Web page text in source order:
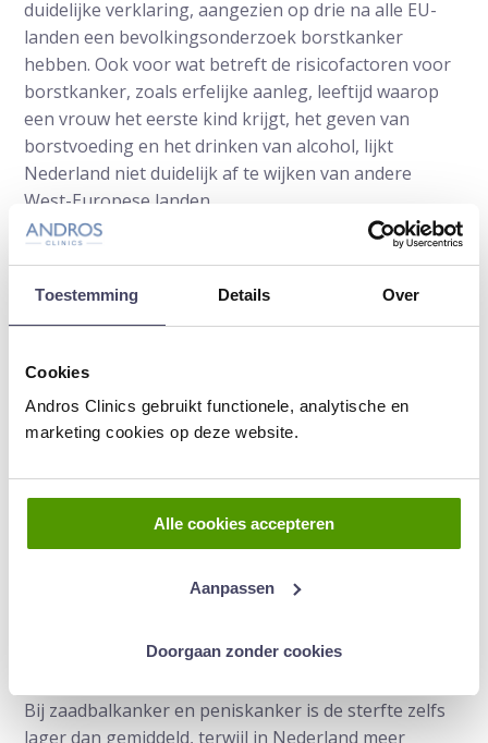
Toestemming Details Over
Cookies
Andros Clinics gebruikt functionele, analytische en
marketing cookies op deze website.
Alle cookies accepteren
Aanpassen
Doorgaan zonder cookies
duidelijke verklaring, aangezien op drie na alle EU-
landen een bevolkingsonderzoek borstkanker
hebben. Ook voor wat betreft de risicofactoren voor
borstkanker, zoals erfelijke aanleg, leeftijd waarop
een vrouw het eerste kind krijgt, het geven van
borstvoeding en het drinken van alcohol, lijkt
Nederland niet duidelijk af te wijken van andere
West-Europese landen.
In de analyses is gecorrigeerd voor verschillen in
leeftijdsopbouw in de bevolking van Europese
landen. De hogere sterfte aan hart- en vaatziekten in
Oost-Europese landen verklaart deels waarom zij een
Hoge kwaliteit van zorg
Doordat kanker in Nederland vaker voorkomt dan
elders is het niet verbazingwekkend dat ook de
sterfte aan kanker hoger is dan gemiddeld. Het is
echter opvallend, dat bij alle kankersoorten die in
Nederland vaker voorkomen dan gemiddeld de
sterfte minder van het Europese gemiddelde afwijkt.
en/of de behandeling effectiever is.
Bij zaadbalkanker en peniskanker is de sterfte zelfs
lager dan gemiddeld, terwijl in Nederland meer